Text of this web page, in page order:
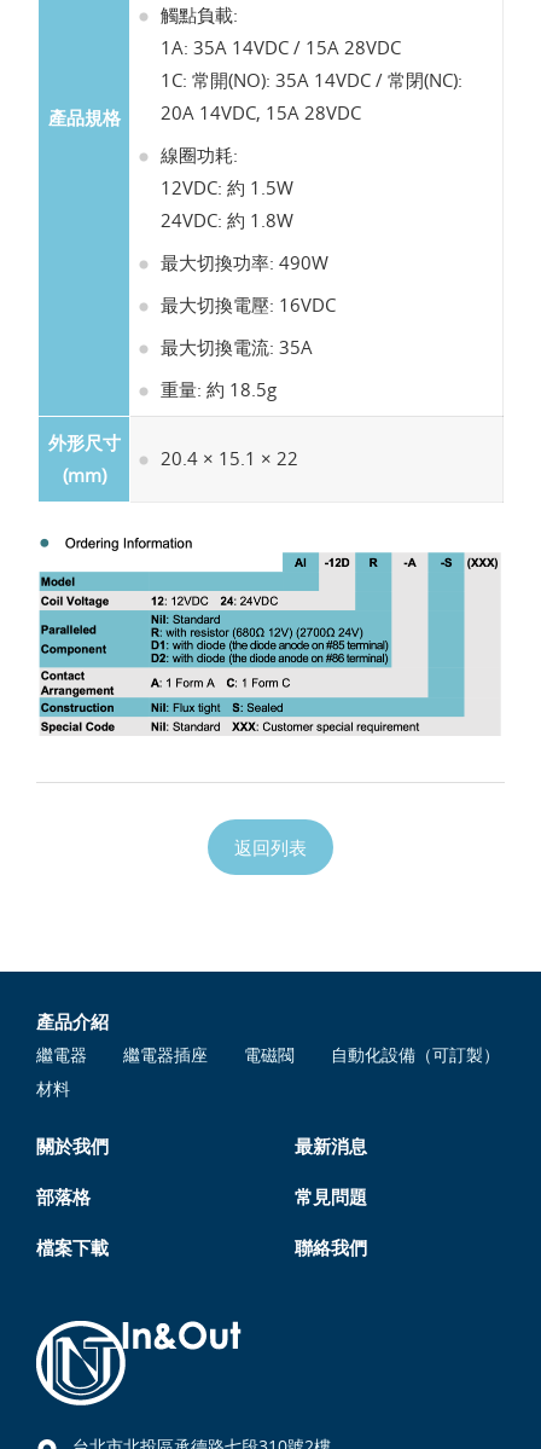
產品規格
觸點負載:
1A: 35A 14VDC / 15A 28VDC
1C: 常開(NO): 35A 14VDC / 常閉(NC):
20A 14VDC, 15A 28VDC
線圈功耗:
12VDC: 約 1.5W
24VDC: 約 1.8W
最大切換功率: 490W
最大切換電壓: 16VDC
最大切換電流: 35A
重量: 約 18.5g
外形尺寸
(mm)
20.4 × 15.1 × 22
返回列表
產品介紹
繼電器 繼電器插座 電磁閥
自動化設備（可訂製）
材料
關於我們 最新消息
部落格 常見問題
檔案下載 聯絡我們